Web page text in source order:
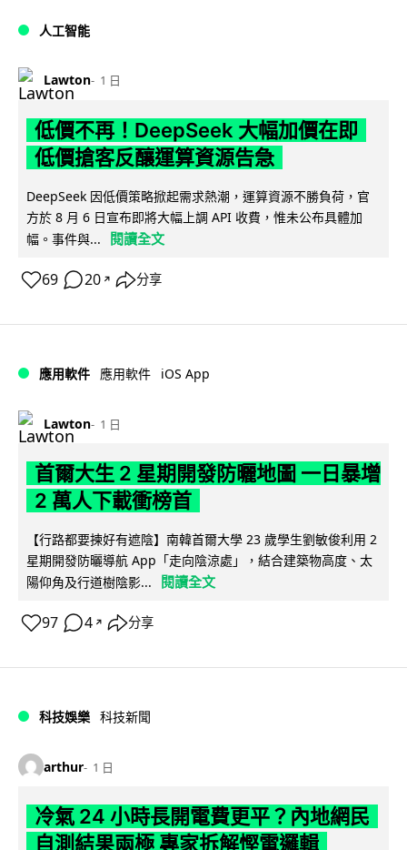
人工智能
Lawton 1 日
低價不再！DeepSeek 大幅加價在即
低價搶客反釀運算資源告急
DeepSeek 因低價策略掀起需求熱潮，運算資源不勝負荷，官
方於 8 月 6 日宣布即將大幅上調 API 收費，惟未公布具體加
幅。事件與...
閱讀全文
69 20 ↗ 分享
應用軟件 應用軟件 iOS App
Lawton 1 日
首爾大生 2 星期開發防曬地圖 一日暴增
2 萬人下載衝榜首
【行路都要揀好有遮陰】南韓首爾大學 23 歲學生劉敏俊利用 2
星期開發防曬導航 App「走向陰涼處」，結合建築物高度、太
陽仰角及行道樹陰影...
閱讀全文
97 4 ↗ 分享
科技娛樂 科技新聞
arthur 1 日
冷氣 24 小時長開電費更平？內地網民
自測結果兩極 專家拆解慳電邏輯